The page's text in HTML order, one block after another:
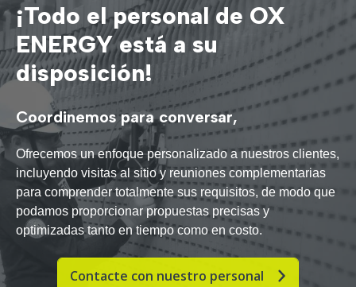
¡Todo el personal de OX
ENERGY está a su
disposición!
Coordinemos para conversar,
Ofrecemos un enfoque personalizado a nuestros clientes,
incluyendo visitas al sitio y reuniones complementarias
para comprender totalmente sus requisitos, de modo que
podamos proporcionar propuestas precisas y
optimizadas tanto en tiempo como en costo.
Contacte con nuestro personal